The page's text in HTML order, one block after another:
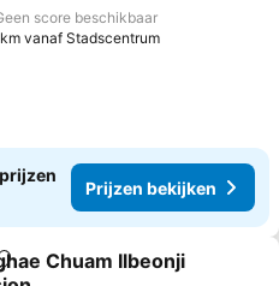
score beschikbaar
vanaf Stadscentrum
Prijzen bekijken
aan favorieten
Chuam Ilbeonji